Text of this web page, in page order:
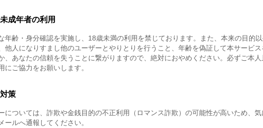
成年者の利用
年齢・身分確認を実施し、18歳未満の利用を禁じております。また、本来の目的
他人になりすまし他のユーザーとやりとりを行うこと、年齢を偽証して本サービ
、あなたの信頼を失うことに繋がりますので、絶対におやめください。必ずご本
にご協力をお願いします。
策
については、詐欺や金銭目的の不正利用（ロマンス詐欺）の可能性が高いため、
ールへ通報してください。